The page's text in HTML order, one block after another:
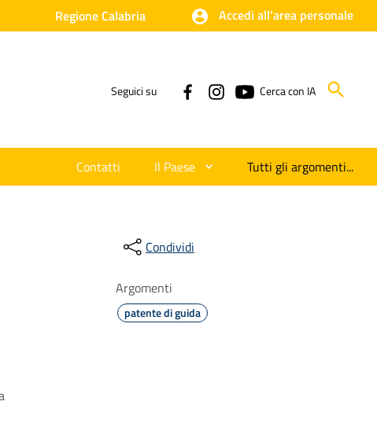
Regione Calabria Accedi all'area personale
Seguici su Cerca con IA
Contatti Il Paese Tutti gli argomenti...
Condividi
Argomenti
patente di guida